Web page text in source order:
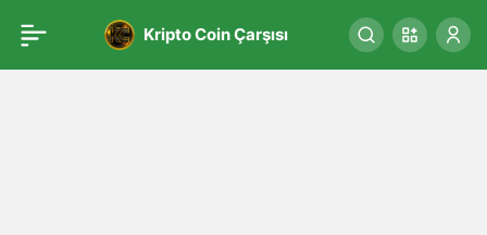
Kripto Coin Çarşısı